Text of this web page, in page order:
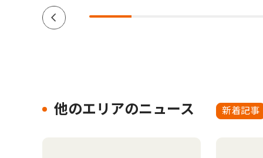
他のエリアのニュース 新着記事